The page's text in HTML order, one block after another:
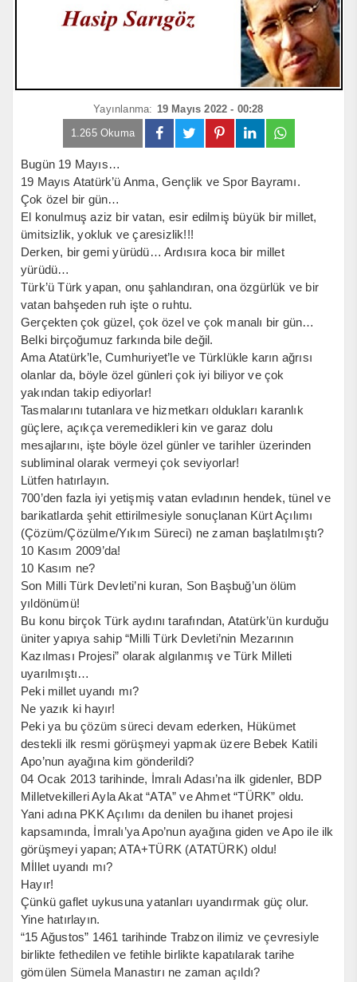
Yayınlanma: 19 Mayıs 2022 - 00:28
1.265 Okuma
Bugün 19 Mayıs…
19 Mayıs Atatürk’ü Anma, Gençlik ve Spor Bayramı.
Çok özel bir gün…
El konulmuş aziz bir vatan, esir edilmiş büyük bir millet,
ümitsizlik, yokluk ve çaresizlik!!!
Derken, bir gemi yürüdü… Ardısıra koca bir millet
yürüdü…
Türk’ü Türk yapan, onu şahlandıran, ona özgürlük ve bir
vatan bahşeden ruh işte o ruhtu.
Gerçekten çok güzel, çok özel ve çok manalı bir gün…
Belki birçoğumuz farkında bile değil.
Ama Atatürk’le, Cumhuriyet’le ve Türklükle karın ağrısı
olanlar da, böyle özel günleri çok iyi biliyor ve çok
yakından takip ediyorlar!
Tasmalarını tutanlara ve hizmetkarı oldukları karanlık
güçlere, açıkça veremedikleri kin ve garaz dolu
mesajlarını, işte böyle özel günler ve tarihler üzerinden
subliminal olarak vermeyi çok seviyorlar!
Lütfen hatırlayın.
700’den fazla iyi yetişmiş vatan evladının hendek, tünel ve
barikatlarda şehit ettirilmesiyle sonuçlanan Kürt Açılımı
(Çözüm/Çözülme/Yıkım Süreci) ne zaman başlatılmıştı?
10 Kasım 2009’da!
10 Kasım ne?
Son Milli Türk Devleti’ni kuran, Son Başbuğ’un ölüm
yıldönümü!
Bu konu birçok Türk aydını tarafından, Atatürk’ün kurduğu
üniter yapıya sahip “Milli Türk Devleti’nin Mezarının
Kazılması Projesi” olarak algılanmış ve Türk Milleti
uyarılmıştı…
Peki millet uyandı mı?
Ne yazık ki hayır!
Peki ya bu çözüm süreci devam ederken, Hükümet
destekli ilk resmi görüşmeyi yapmak üzere Bebek Katili
Apo’nun ayağına kim gönderildi?
04 Ocak 2013 tarihinde, İmralı Adası’na ilk gidenler, BDP
Milletvekilleri Ayla Akat “ATA” ve Ahmet “TÜRK” oldu.
Yani adına PKK Açılımı da denilen bu ihanet projesi
kapsamında, İmralı’ya Apo’nun ayağına giden ve Apo ile ilk
görüşmeyi yapan; ATA+TÜRK (ATATÜRK) oldu!
Mİllet uyandı mı?
Hayır!
Çünkü gaflet uykusuna yatanları uyandırmak güç olur.
Yine hatırlayın.
“15 Ağustos” 1461 tarihinde Trabzon ilimiz ve çevresiyle
birlikte fethedilen ve fetihle birlikte kapatılarak tarihe
gömülen Sümela Manastırı ne zaman açıldı?